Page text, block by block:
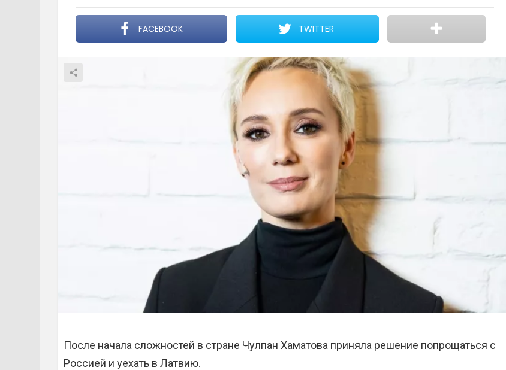
FACEBOOK TWITTER
После начала сложностей в стране Чулпан Хаматова приняла решение попрощаться с
Россией и уехать в Латвию.